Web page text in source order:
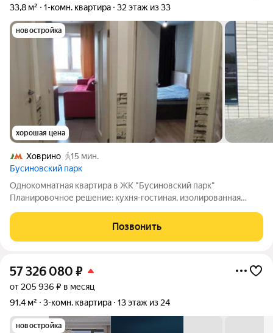
33,8 м² 1-комн. квартира 32 этаж из 33
новостройка
хорошая цена
Ховрино
15 мин.
Бусиновский парк
Однокомнатная квартира в ЖК "Бусиновский парк"
Планировочное решение: кухня-гостиная, изолированная
квартире остается мебель и сделан ремонт, можно заезжать и
жить! Юридическая информация:
Позвонить
57 326 080 ₽
от 205 936 ₽ в месяц
91,4 м²
3-комн. квартира 13 этаж из 24
новостройка